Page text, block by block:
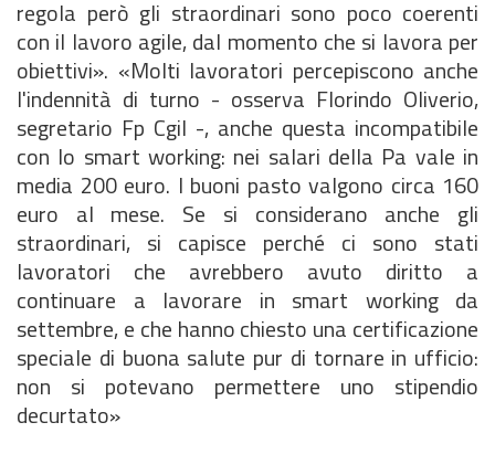
regola però gli straordinari sono poco coerenti
con il lavoro agile, dal momento che si lavora per
obiettivi». «Molti lavoratori percepiscono anche
l'indennità di turno - osserva Florindo Oliverio,
segretario Fp Cgil -, anche questa incompatibile
con lo smart working: nei salari della Pa vale in
media 200 euro. I buoni pasto valgono circa 160
euro al mese. Se si considerano anche gli
straordinari, si capisce perché ci sono stati
lavoratori che avrebbero avuto diritto a
continuare a lavorare in smart working da
settembre, e che hanno chiesto una certificazione
speciale di buona salute pur di tornare in ufficio:
non si potevano permettere uno stipendio
decurtato»